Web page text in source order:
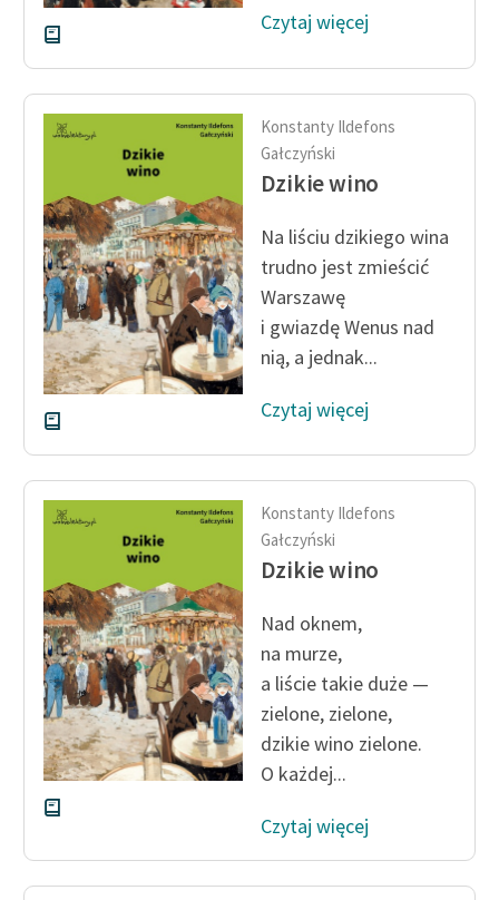
niepełnosprawnościami
Feministyczne inspiracje.
skandynawskiej literatury
feministycznej
Ręce pełne poezji
Kolekcje edukacyjne
twórców przechodzących
do domeny publicznej,
lektur szkolnych oraz
Starego Testamentu
Odkurzamy bohaterów
Szkoła Poezji Wolnych
Lektur
O nas
O projekcie
Zespół
Zasady wykorzystania
Wolnych Lektur
Logotypy
Czytaj więcej
Konstanty Ildefons
Gałczyński
Dzikie wino
Na liściu dzikiego wina
trudno jest zmieścić
Warszawę
i gwiazdę Wenus nad
nią, a jednak...
Czytaj więcej
Konstanty Ildefons
Gałczyński
Dzikie wino
Nad oknem,
na murze,
a liście takie duże —
zielone, zielone,
dzikie wino zielone.
O każdej...
Czytaj więcej